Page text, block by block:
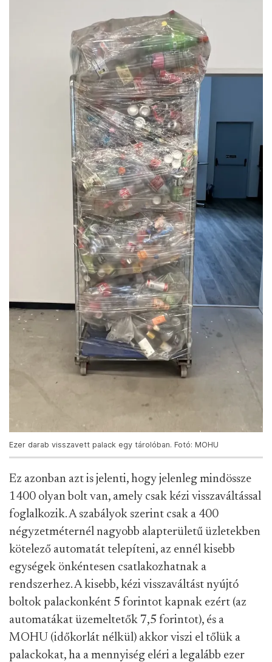
Ezer darab visszavett palack egy tárolóban. Fotó: MOHU
Ez azonban azt is jelenti, hogy jelenleg mindössze
1400 olyan bolt van, amely csak kézi visszaváltással
foglalkozik. A szabályok szerint csak a 400
négyzetméternél nagyobb alapterületű üzletekben
kötelező automatát telepíteni, az ennél kisebb
egységek önkéntesen csatlakozhatnak a
rendszerhez. A kisebb, kézi visszaváltást nyújtó
boltok palackonként 5 forintot kapnak ezért (az
automatákat üzemeltetők 7,5 forintot), és a
MOHU (időkorlát nélkül) akkor viszi el tőlük a
palackokat, ha a mennyiség eléri a legalább ezer